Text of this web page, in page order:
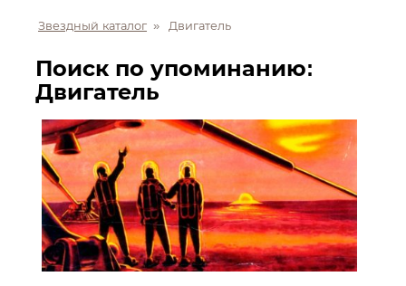
Звездный каталог » Двигатель
Поиск по упоминанию:
Двигатель